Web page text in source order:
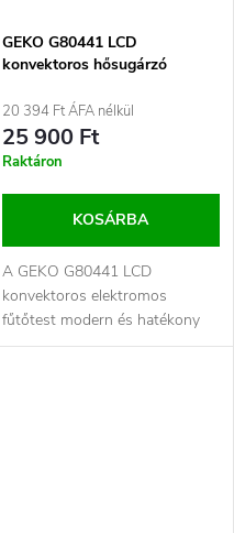
GEKO G80441 LCD
konvektoros hősugárzó
20 394 Ft ÁFA nélkül
25 900 Ft
Raktáron
KOSÁRBA
A GEKO G80441 LCD
konvektoros elektromos
fűtőtest modern és hatékony
megoldást kínál lakóterek gyors